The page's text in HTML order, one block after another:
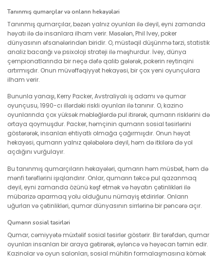
Tanınmış qumarçılar və onların hekayələri
Tanınmış qumarçılar, bəzən yalnız oyunları ilə deyil, eyni zamanda
həyatı ilə də insanlara ilham verir. Məsələn, Phil Ivey, poker
dünyasının əfsanələrindən biridir. O, müstəqil düşünmə tərzi, statistik
analiz bacarığı və psixoloji strateji ilə məşhurdur. İvey, dünya
çempionatlarında bir neçə dəfə qalib gələrək, pokerin reytinqini
artırmışdır. Onun müvəffəqiyyət hekayəsi, bir çox yeni oyunçulara
ilham verir.
Bununla yanaşı, Kerry Packer, Avstraliyalı iş adamı və qumar
oyunçusu, 1990-cı illərdəki riskli oyunları ilə tanınır. O, kazino
oyunlarında çox yüksək məbləğlərdə pul itirərək, qumarın risklərini də
ortaya qoymuşdur. Packer, həmçinin qumarın sosial təsirlərini
göstərərək, insanları ehtiyatlı olmağa çağırmışdır. Onun həyat
hekayəsi, qumarın yalnız qələbələrə deyil, həm də itkilərə də yol
açdığını vurğulayır.
Bu tanınmış qumarçıların hekayələri, qumarın həm müsbət, həm də
mənfi tərəflərini işıqlandırır. Onlar, qumarın təkcə pul qazanmaq
deyil, eyni zamanda özünü kəşf etmək və həyatın çətinlikləri ilə
mübarizə aparmaq yolu olduğunu nümayiş etdirirlər. Onların
uğurları və çətinlikləri, qumar dünyasının sirrlərinə bir pəncərə açır.
Qumarın sosial təsirləri
Qumar, cəmiyyətə müxtəlif sosial təsirlər göstərir. Bir tərəfdən, qumar
oyunları insanları bir araya gətirərək, əyləncə və həyəcan təmin edir.
Kazinolar və oyun salonları, sosial mühitin formalaşmasına kömək